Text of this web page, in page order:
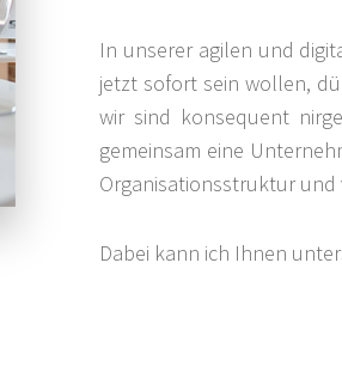
In unserer agilen und
jetzt sofort sein wollen,
wir sind konsequent
gemeinsam eine
Organisationsstruktur
Dabei kann ich Ihnen